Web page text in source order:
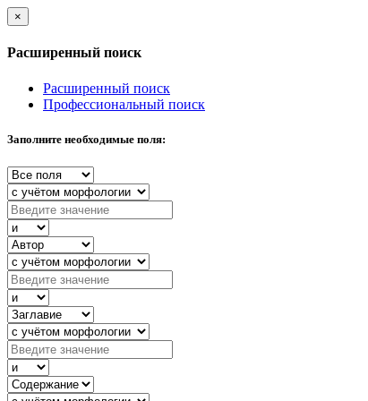
×
Расширенный поиск
Расширенный поиск
Профессиональный поиск
Заполните необходимые поля: